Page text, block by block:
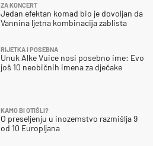
KAMO BI OTIŠLI?
O preseljenju u inozemstvo razmišlja 9
od 10 Europljana
ZA KONCERT
Jedan efektan komad bio je dovoljan da
Vannina ljetna kombinacija zablista
RIJETKA I POSEBNA
Unuk Alke Vuice nosi posebno ime: Evo
još 10 neobičnih imena za dječake